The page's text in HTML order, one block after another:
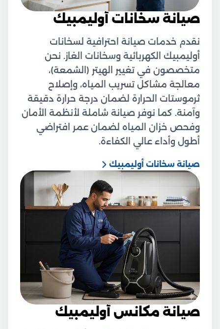
صيانة سخانات أوليمبيك
نقدم خدمات صيانة احترافية لسخانات
أوليمبيك الكهربائية وسخانات الغاز. نحن
متخصصون في تغيير الهيتر (الشمعة)،
معالجة مشاكل تسريب المياه، وإصلاح
ثرموستات الحرارة لضمان درجة حرارة دقيقة
وآمنة. كما نوفر صيانة شاملة لأنظمة الأمان
وفحص خزان المياه لضمان عمر افتراضي
أطول وأداء عالي الكفاءة.
صيانة سخانات أوليمبيك
صيانة مكانس أوليمبيك